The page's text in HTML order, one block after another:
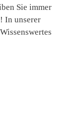
Sie immer
In unserer